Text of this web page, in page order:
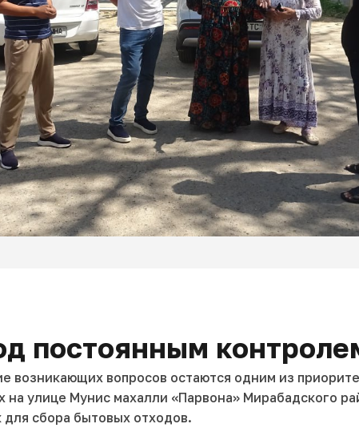
постоянным
возникающих вопросов остаются одним из
Мунис махалли «Парвона» Мирабадского
сбора бытовых отходов.